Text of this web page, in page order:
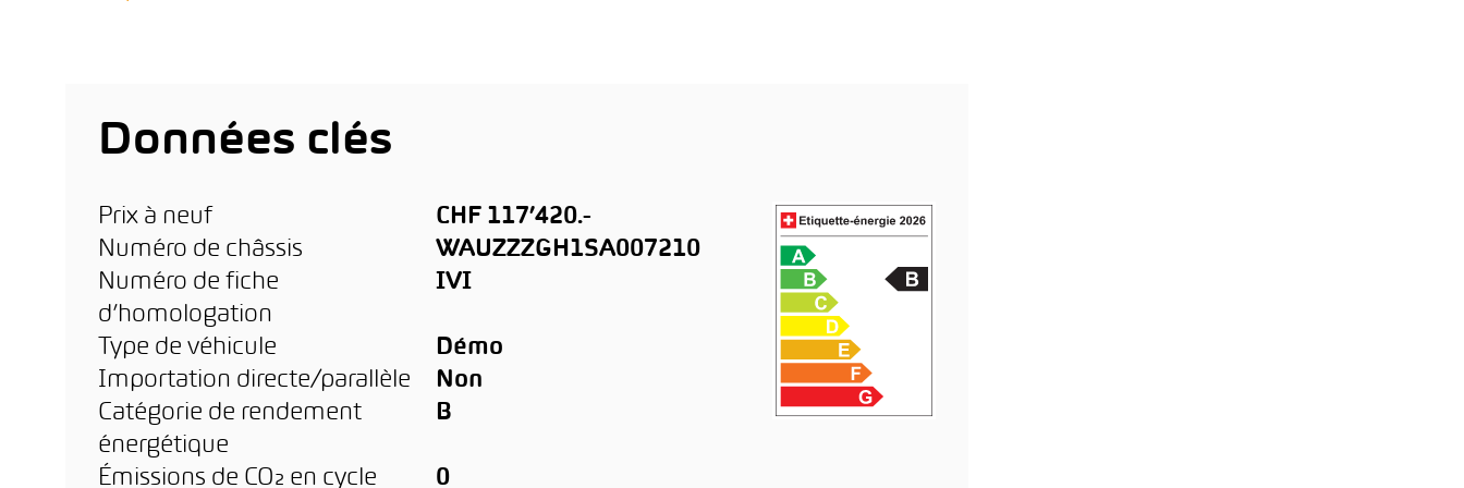
Données clés
Prix à neuf
CHF 117’420.-
Numéro de châssis
WAUZZZGH1SA007210
Numéro de fiche
d’homologation
IVI
Type de véhicule
Démo
Importation directe/parallèle
Non
Catégorie de rendement
énergétique
B
Émissions de CO₂ en cycle 0